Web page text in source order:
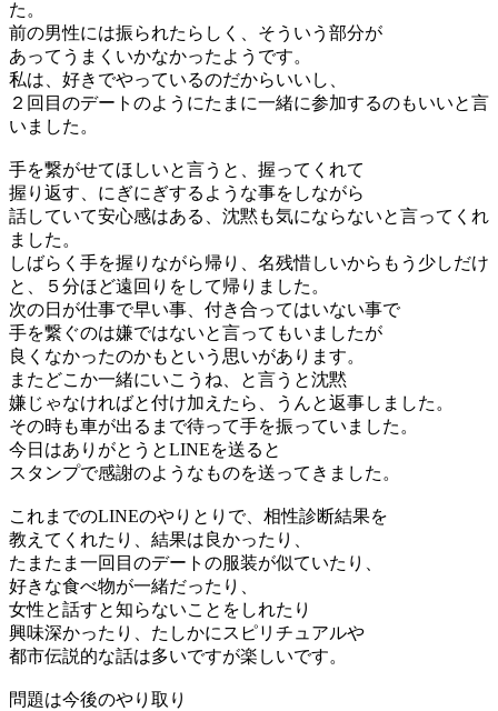
た。
前の男性には振られたらしく、そういう部分が
あってうまくいかなかったようです。
私は、好きでやっているのだからいいし、
２回目のデートのようにたまに一緒に参加するのもいいと言
いました。
手を繋がせてほしいと言うと、握ってくれて
握り返す、にぎにぎするような事をしながら
話していて安心感はある、沈黙も気にならないと言ってくれ
ました。
しばらく手を握りながら帰り、名残惜しいからもう少しだけ
と、５分ほど遠回りをして帰りました。
次の日が仕事で早い事、付き合ってはいない事で
手を繋ぐのは嫌ではないと言ってもいましたが
良くなかったのかもという思いがあります。
またどこか一緒にいこうね、と言うと沈黙
嫌じゃなければと付け加えたら、うんと返事しました。
その時も車が出るまで待って手を振っていました。
今日はありがとうとLINEを送ると
スタンプで感謝のようなものを送ってきました。
これまでのLINEのやりとりで、相性診断結果を
教えてくれたり、結果は良かったり、
たまたま一回目のデートの服装が似ていたり、
好きな食べ物が一緒だったり、
女性と話すと知らないことをしれたり
興味深かったり、たしかにスピリチュアルや
都市伝説的な話は多いですが楽しいです。
問題は今後のやり取り